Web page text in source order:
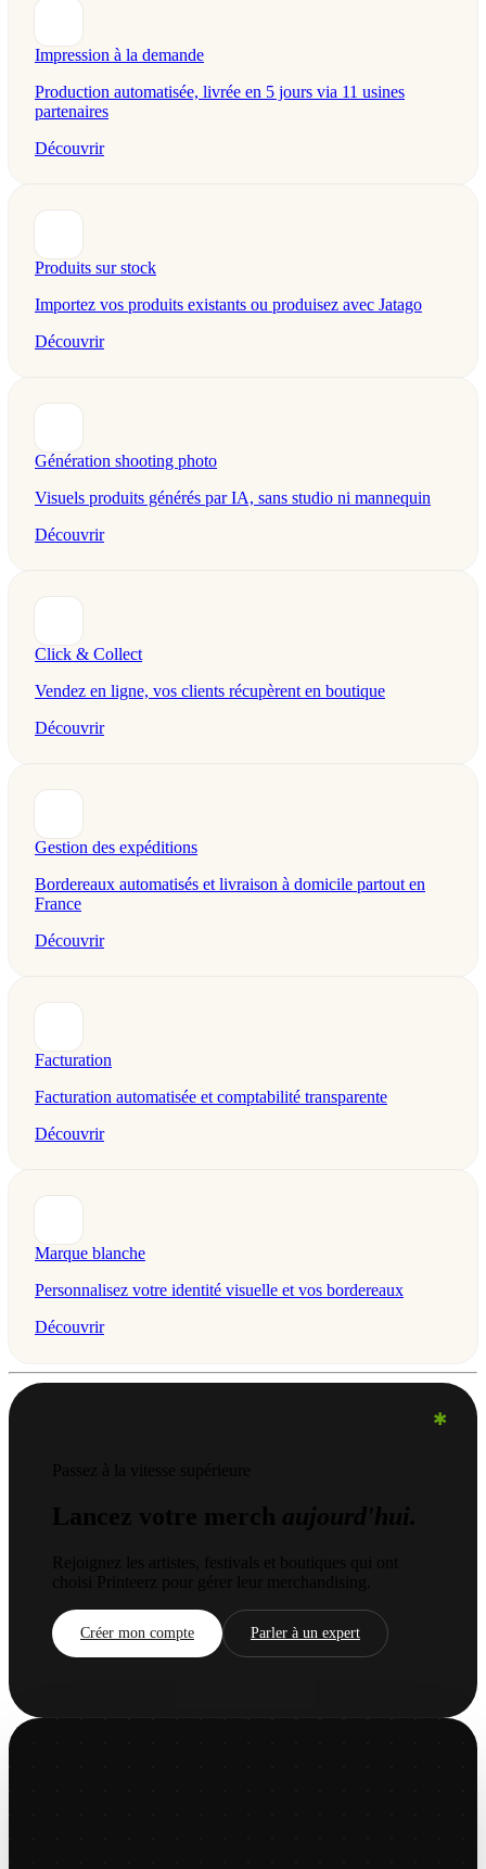
Impression à la demande
Production automatisée, livrée en 5 jours via 11 usines
partenaires
Découvrir
Produits sur stock
Importez vos produits existants ou produisez avec Jatago
Découvrir
Génération shooting photo
Visuels produits générés par IA, sans studio ni mannequin
Découvrir
Click & Collect
Vendez en ligne, vos clients récupèrent en boutique
Découvrir
Gestion des expéditions
Bordereaux automatisés et livraison à domicile partout en
France
Découvrir
Facturation
Facturation automatisée et comptabilité transparente
Découvrir
Marque blanche
Personnalisez votre identité visuelle et vos bordereaux
Découvrir
✱
Créer mon compte Parler à un expert